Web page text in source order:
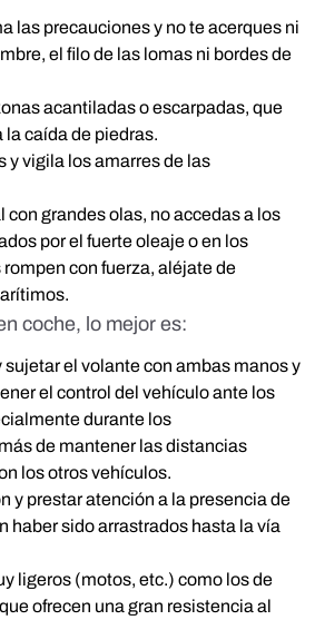
las precauciones y no te acerques ni
el filo de las lomas ni bordes de
acantiladas o escarpadas, que
la caída de piedras.
y vigila los amarres de las
grandes olas, no accedas a los
por el fuerte oleaje o en los
con fuerza, aléjate de
coche, lo mejor es:
el volante con ambas manos y
el control del vehículo ante los
durante los
de mantener las distancias
los otros vehículos.
y prestar atención a la presencia de
haber sido arrastrados hasta la vía
ligeros (motos, etc.) como los de
ofrecen una gran resistencia al